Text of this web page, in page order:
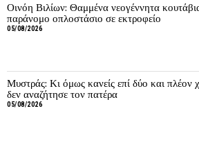
Οινόη Βιλίων: Θαμμένα νεογέννητα
παράνομο οπλοστάσιο σε εκτροφείο
05/08/2026
Μυστράς: Κι όμως κανείς επί δύο και πλέον
δεν αναζήτησε τον πατέρα
05/08/2026